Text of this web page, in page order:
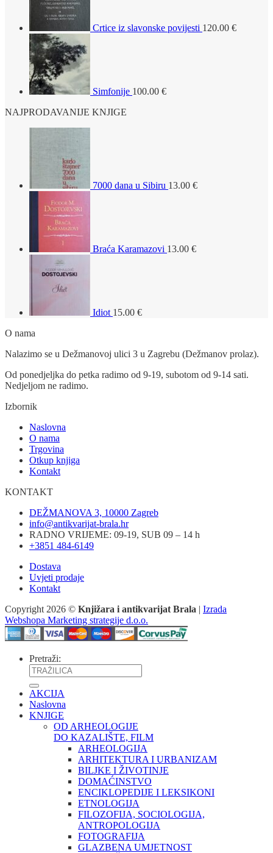
Crtice iz slavonske povijesti 120.00 €
Simfonije 100.00 €
NAJPRODAVANIJE KNJIGE
7000 dana u Sibiru 13.00 €
Braća Karamazovi 13.00 €
Idiot 15.00 €
O nama
Nalazimo se u Dežmanovoj ulici 3 u Zagrebu (Dežmanov prolaz).
Od ponedjeljka do petka radimo od 9-19, subotom od 9-14 sati.
Nedjeljom ne radimo.
Izbornik
Naslovna
O nama
Trgovina
Otkup knjiga
Kontakt
KONTAKT
DEŽMANOVA 3, 10000 Zagreb
info@antikvarijat-brala.hr
RADNO VRIJEME: 09-19, SUB 09 – 14 h
+3851 484-6149
Dostava
Uvjeti prodaje
Kontakt
Copyright 2026 © Knjižara i antikvarijat Brala | Izrada
Webshopa Marketing strategije d.o.o.
Pretraži:
AKCIJA
Naslovna
KNJIGE
OD ARHEOLOGIJE
DO KAZALIŠTE, FILM
ARHEOLOGIJA
ARHITEKTURA I URBANIZAM
BILJKE I ŽIVOTINJE
DOMAĆINSTVO
ENCIKLOPEDIJE I LEKSIKONI
ETNOLOGIJA
FILOZOFIJA, SOCIOLOGIJA,
ANTROPOLOGIJA
FOTOGRAFIJA
GLAZBENA UMJETNOST